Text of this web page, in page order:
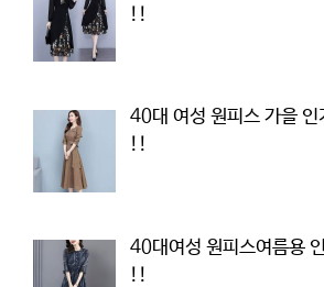
!!
40대 여성 원피스 가을
!!
40대여성 원피스여름용
!!